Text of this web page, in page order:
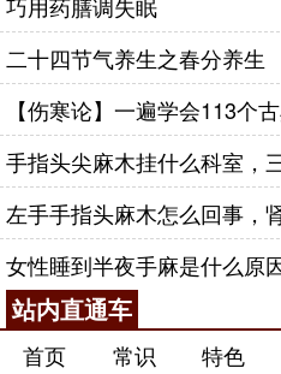
二十四节气养生之春分养生
【伤寒论】一遍学会113个
站内直通车
首页 常识 特色